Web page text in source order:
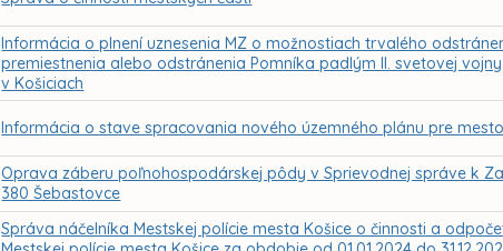
Informácia o plnení uznesenia MZ o možnostiach trvalého
premiestnenia alebo odstránenia Pomníka padlým II. svetovej
v Košiciach
Informácia o stave spracovania nového územného plánu pre
Oprava záberu poľnohospodárskej pôdy v Sprievodnej správe k
380 Šebastovce
Správa náčelníka Mestskej polície mesta Košice o činnosti a